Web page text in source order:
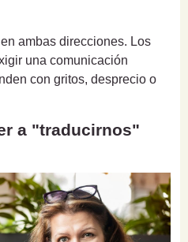
ambas direcciones. Los
una comunicación
con gritos, desprecio o
a "traducirnos"